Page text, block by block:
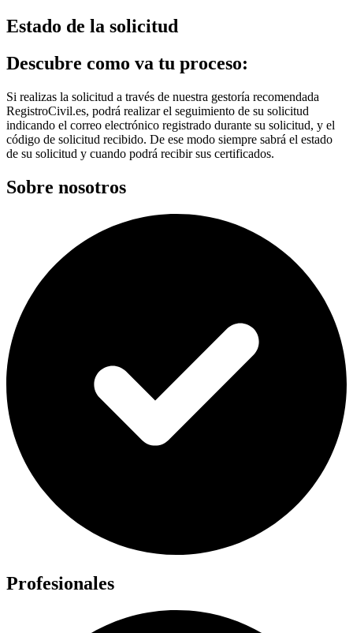
Estado de la solicitud
Descubre como va tu proceso:
Si realizas la solicitud a través de nuestra gestoría recomendada
RegistroCivil.es, podrá realizar el seguimiento de su solicitud
indicando el correo electrónico registrado durante su solicitud, y el
código de solicitud recibido. De ese modo siempre sabrá el estado
de su solicitud y cuando podrá recibir sus certificados.
Sobre nosotros
Profesionales